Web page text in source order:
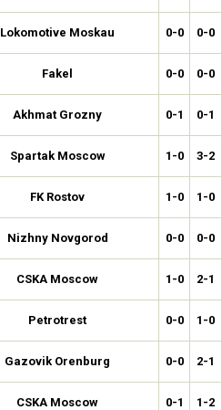
Lokomotive Moskau 0-0 0-0
Fakel 0-0 0-0
Akhmat Grozny 0-1 0-1
Spartak Moscow 1-0 3-2
FK Rostov 1-0 1-0
Nizhny Novgorod 0-0 0-0
CSKA Moscow 1-0 2-1
Petrotrest 0-0 1-0
Gazovik Orenburg 0-0 2-1
CSKA Moscow 0-1 1-2